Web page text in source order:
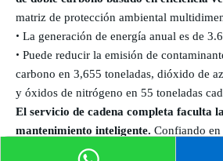
matriz de protección ambiental
• La generación de energía anual es de
• Puede reducir la emisión de
carbono en 3,655 toneladas, dióxido de
y óxidos de nitrógeno en 55 toneladas
El servicio de cadena completa faculta
mantenimiento inteligente. Confiando en
de circuito cerrado 'de gestión de